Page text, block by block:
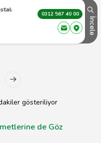
Hastanesi
0312 567 40 00
İncele
gösteriliyor
de Göz